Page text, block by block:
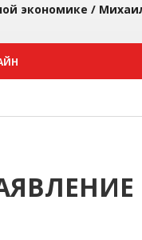
экономике /